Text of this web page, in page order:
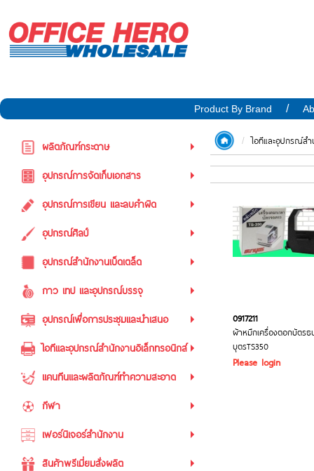
Product By Brand
ผลิตภัณฑ์กระดาษ
อุปกรณ์การจัดเก็บเอกสาร
อุปกรณ์การเขียน และลบคำผิด
อุปกรณ์ศิลป์
อุปกรณ์สำนักงานเบ็ดเตล็ด
กาว เทป และอุปกรณ์บรรจุ
อุปกรณ์เพื่อการประชุมและนำเสนอ
ไอทีและอุปกรณ์สำนักงานอิเล็กทรอนิกส์
แคนทีนและผลิตภัณฑ์ทำความสะอาด
กีฬา
เฟอร์นิเจอร์สำนักงาน
สินค้าพรีเมี่ยมสั่งผลิต
ไอทีและอุปกรณ์ส
0917211
ผ้าหมึกเครื่องตอกบัตรธ
บุตรTS350
Please login